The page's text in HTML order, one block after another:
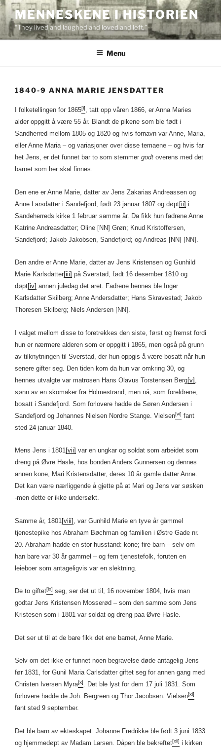
Skip
to
content
MENNESKENE I HISTORIEN
“They lived and laughed and loved and left.”
Menu
1840-9 ANNA MARIE JENSDATTER
I folketellingen for 1865[i], tatt opp våren 1866, er Anna Maries
alder oppgitt å være 55 år. Blandt de pikene som ble født i
Sandherred mellom 1805 og 1820 og hvis fornavn var Anne, Maria,
eller Anne Maria – og variasjoner over disse temaene – og hvis far
het Jens, er det funnet bar to som stemmer godt overens med det
barnet som her skal finnes.
Den ene er Anne Marie, datter av Jens Zakarias Andreassen og
Anne Larsdatter i Sandefjord, født 23 januar 1807 og døpt[ii] i
Sandeherreds kirke 1 februar samme år. Da fikk hun fadrene Anne
Katrine Andreasdatter; Oline [NN] Grøn; Knud Kristoffersen,
Sandefjord; Jakob Jakobsen, Sandefjord; og Andreas [NN] [NN].
Den andre er Anne Marie, datter av Jens Kristensen og Gunhild
Marie Karlsdatter[iii] på Sverstad, født 16 desember 1810 og
døpt[iv] annen juledag det året. Fadrene hennes ble Inger
Karlsdatter Skilberg; Anne Andersdatter; Hans Skravestad; Jakob
Thoresen Skilberg; Niels Andersen [NN].
I valget mellom disse to foretrekkes den siste, først og fremst fordi
hun er nærmere alderen som er oppgitt i 1865, men også på grunn
av tilknytningen til Sverstad, der hun oppgis å være bosatt når hun
senere gifter seg. Den tiden kom da hun var omkring 30, og
hennes utvalgte var matrosen Hans Olavus Torstensen Berg[v]
sønn av en skomaker fra Holmestrand, men nå, som foreldrene,
bosatt i Sandefjord. Som forlovere hadde de Søren Andersen i
Sandefjord og Johannes Nielsen Nordre Stange. Vielsen[vi] fant
sted 24 januar 1840.
Mens Jens i 1801[vii] var en ungkar og soldat som arbeidet som
dreng på Øvre Hasle, hos bonden Anders Gunnersen og dennes
annen kone, Mari Kristensdatter, deres 10 år gamle datter Anne.
Det kan være nærliggende å gjette på at Mari og Jens var søsken
-men dette er ikke undersøkt.
Samme år, 1801 [viii] , var Gunhild Marie en tyve år gammel
tjenestepike hos Abraham Bøchman og familien i Østre Gade nr.
20. Abraham hadde en stor husstand: kone; fire barn – selv om
han bare var 30 år gammel – og fem tjenestefolk, foruten en
leieboer som antageligvis var en slektning.
De to giftet[ix] seg, ser det ut til, 16 november 1804, hvis man
godtar Jens Kristensen Mosserød – som den samme som Jens
Kristesen som i 1801 var soldat og dreng paa Øvre Hasle.
Det ser ut til at de bare fikk det ene barnet, Anne Marie.
Selv om det ikke er funnet noen begravelse døde antagelig Jens
før 1831, for Gunil Maria Carlsdatter giftet seg for annen gang med
Christen Iversen Myra[x]. Det ble lyst for dem 17 juli 1831. Som
forlovere hadde de Joh: Bergreen og Thor Jacobsen. Vielsen[xi]
fant sted 9 september.
Det ble barn av ekteskapet. Johanne Fredrikke ble født 3 juni 1833
og hjemmedøpt av Madam Larsen. Dåpen ble bekreftet[xii] i kirken